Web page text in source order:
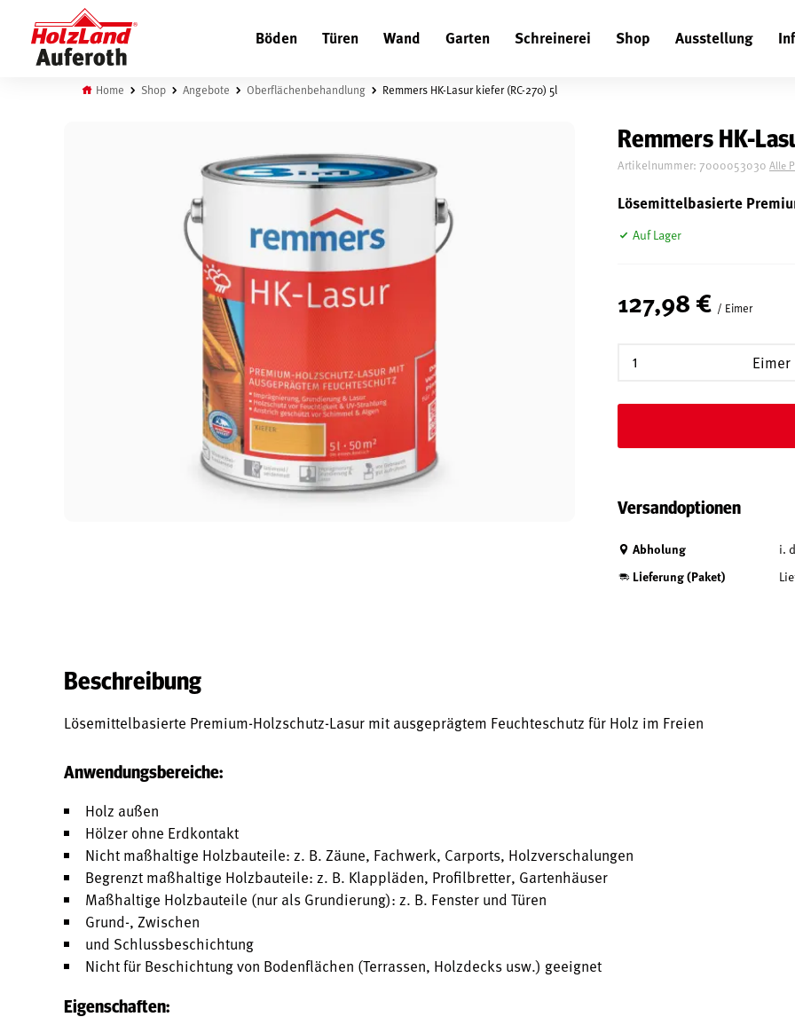
Böden Türen Wand Garten Schreinerei Shop Ausstellung
Suchen
Home Shop Angebote Oberflächenbehandlung Remmers HK-Lasur kiefer (RC-270) 5l
Remmers HK-
Artikelnummer: 7000053030 Alle
Lösemittelbasierte
Auf Lager
127,98 € / Eimer
Eimer
Versandoptionen
Abholung i.
Lieferung (Paket)
Beschreibung
Lösemittelbasierte Premium-Holzschutz-Lasur mit ausgeprägtem Feuchteschutz für Holz im Freien
Anwendungsbereiche:
Holz außen
Hölzer ohne Erdkontakt
Nicht maßhaltige Holzbauteile: z. B. Zäune, Fachwerk, Carports, Holzverschalungen
Begrenzt maßhaltige Holzbauteile: z. B. Klappläden, Profilbretter, Gartenhäuser
Maßhaltige Holzbauteile (nur als Grundierung): z. B. Fenster und Türen
Grund-, Zwischen
und Schlussbeschichtung
Nicht für Beschichtung von Bodenflächen (Terrassen, Holzdecks usw.) geeignet
Eigenschaften: